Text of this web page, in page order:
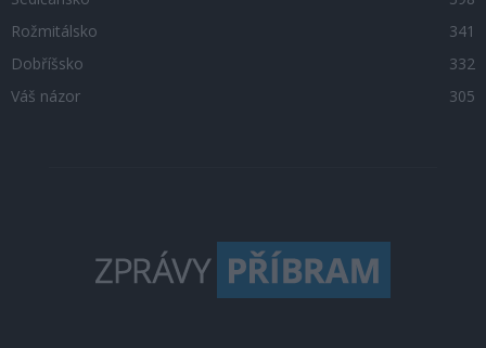
Rožmitálsko
341
Dobříšsko
332
Váš názor
305